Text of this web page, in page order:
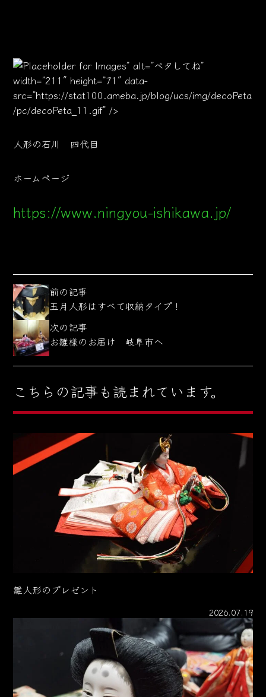
” alt=”ペタしてね”
width=”211″ height=”71″ data-
src=”https://stat100.ameba.jp/blog/ucs/img/decoPeta
/pc/decoPeta_11.gif” />
人形の石川 四代目
ホームページ
https://www.ningyou-ishikawa.jp/
前の記事
五月人形はすべて収納タイプ！
次の記事
お雛様のお届け 岐阜市へ
こちらの記事も読まれています。
雛人形のプレゼント
2026.07.19